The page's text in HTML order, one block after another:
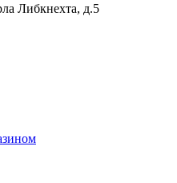
Либкнехта, д.5